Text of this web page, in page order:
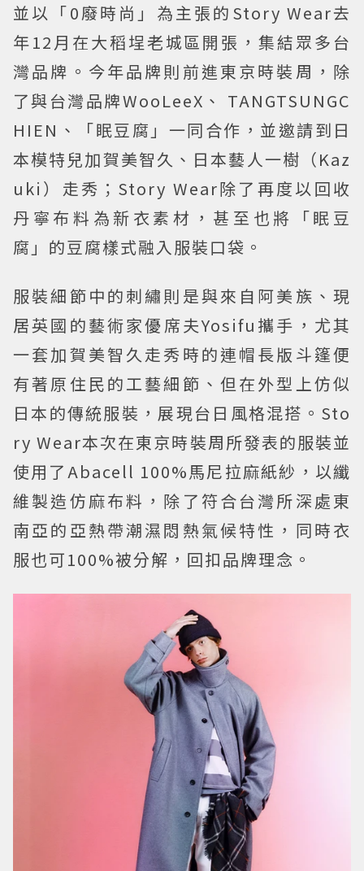
並以「0廢時尚」為主張的Story Wear去
年12月在大稻埕老城區開張，集結眾多台
灣品牌。今年品牌則前進東京時裝周，除
了與台灣品牌WooLeeX、 TANGTSUNGC
HIEN、「眠豆腐」一同合作，並邀請到日
本模特兒加賀美智久、日本藝人一樹（Kaz
uki）走秀；Story Wear除了再度以回收
丹寧布料為新衣素材，甚至也將「眠豆
腐」的豆腐樣式融入服裝口袋。
服裝細節中的刺繡則是與來自阿美族、現
居英國的藝術家優席夫Yosifu攜手，尤其
一套加賀美智久走秀時的連帽長版斗篷便
有著原住民的工藝細節、但在外型上仿似
日本的傳統服裝，展現台日風格混搭。Sto
ry Wear本次在東京時裝周所發表的服裝並
使用了Abacell 100%馬尼拉麻紙紗，以纖
維製造仿麻布料，除了符合台灣所深處東
南亞的亞熱帶潮濕悶熱氣候特性，同時衣
服也可100%被分解，回扣品牌理念。